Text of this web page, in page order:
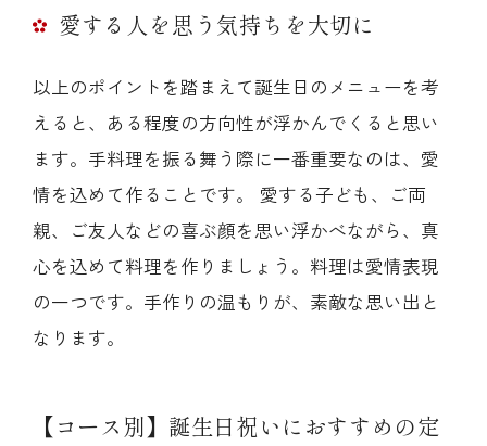
愛する人を思う気持ちを大切に
以上のポイントを踏まえて誕生日のメニューを考
えると、ある程度の方向性が浮かんでくると思い
ます。手料理を振る舞う際に一番重要なのは、愛
情を込めて作ることです。 愛する子ども、ご両
親、ご友人などの喜ぶ顔を思い浮かべながら、真
心を込めて料理を作りましょう。料理は愛情表現
の一つです。手作りの温もりが、素敵な思い出と
なります。
【コース別】誕生日祝いにおすすめの定